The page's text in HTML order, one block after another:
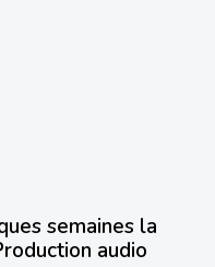
semaines la
audio